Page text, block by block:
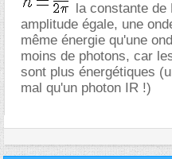
la constante
amplitude égale, une
même énergie qu'une
moins de photons, car
sont plus énergétiques
mal qu'un photon IR !)